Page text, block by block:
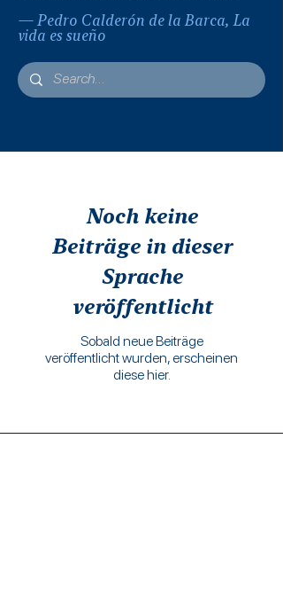
— Pedro Calderón de la Barca, La
vida es sueño
Noch keine
Beiträge in dieser
Sprache
veröffentlicht
Sobald neue Beiträge
veröffentlicht wurden, erscheinen
diese hier.